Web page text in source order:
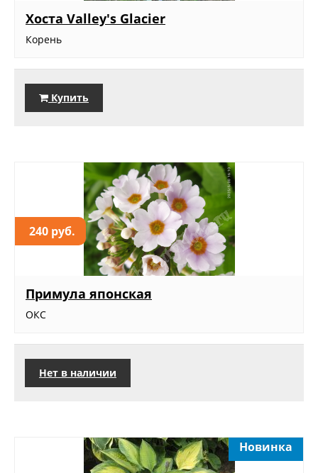
Хоста Valley's Glacier
Корень
Купить
240 руб.
Примула японская
ОКС
Нет в наличии
Новинка